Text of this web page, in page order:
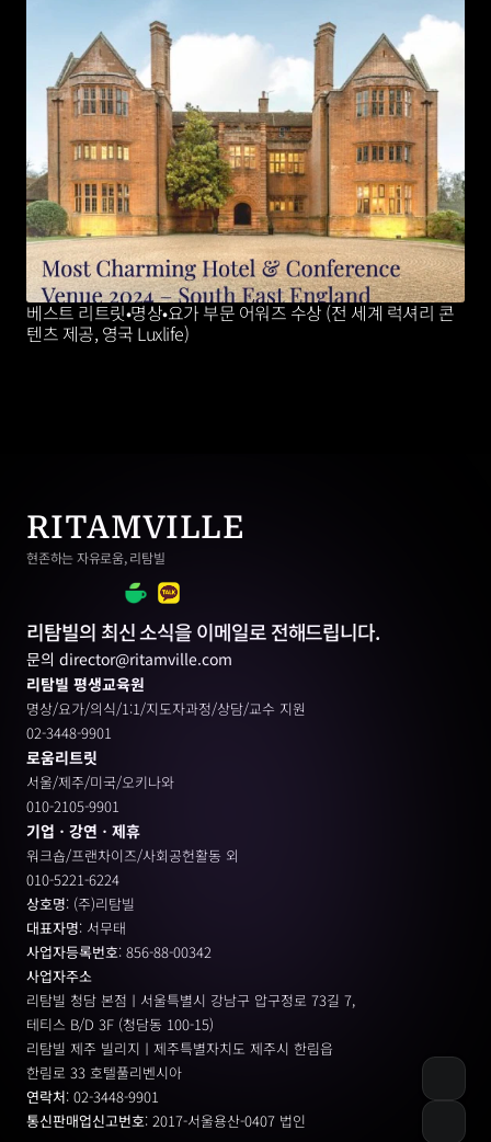
베스트 리트릿•명상•요가 부문 어워즈 수상 (전 세계 럭셔리 콘
텐츠 제공, 영국 Luxlife)
RITAMVILLE
현존하는 자유로움, 리탐빌
리탐빌의 최신 소식을 이메일로 전해드립니다.
문의 director@ritamville.com
리탐빌 평생교육원
명상/요가/의식/1:1/지도자과정/상담/교수 지원
02-3448-9901
로움리트릿
서울/제주/미국/오키나와
010-2105-9901
기업ㆍ강연ㆍ제휴
워크숍/프랜차이즈/사회공헌활동 외
010-5221-6224
상호명: (주)리탐빌
대표자명: 서무태
사업자등록번호: 856-88-00342
사업자주소
리탐빌 청담 본점ㅣ서울특별시 강남구 압구정로 73길 7,
테티스 B/D 3F (청담동 100-15)
리탐빌 제주 빌리지ㅣ제주특별자치도 제주시 한림읍
한림로 33 호텔풀리벤시아
연락처: 02-3448-9901
통신판매업신고번호: 2017-서울용산-0407 법인